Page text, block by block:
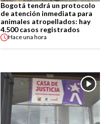
Bogotá tendrá un protocolo
de atención inmediata para
animales atropellados: hay
4.500 casos registrados
Haceuna hora